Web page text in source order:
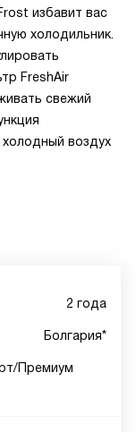
избавит вас
холодильник.
FreshAir
свежий
воздух
2 года
Болгария*
Премиум